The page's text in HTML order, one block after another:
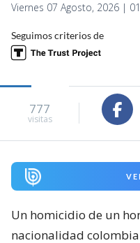
Viernes 07 Agosto, 2026 |
Seguimos criterios de
777
visitas
Un homicidio de un
nacionalidad